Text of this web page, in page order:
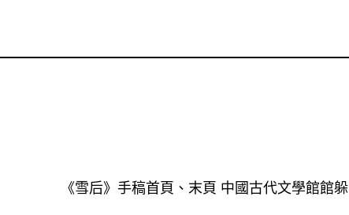
《雪后》手稿首頁、末頁 中國古代文學館館躲